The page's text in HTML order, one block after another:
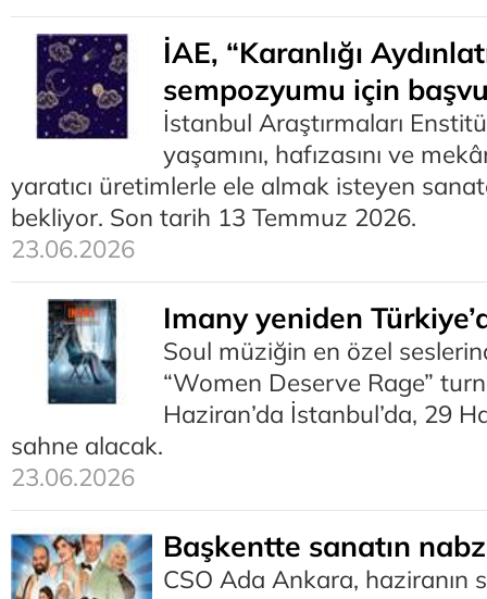
İAE, “Karanlığı
sempozyumu için
İstanbul Araştırmaları
yaşamını, hafızasını ve
yaratıcı üretimlerle ele almak isteyen
bekliyor. Son tarih 13 Temmuz 2026.
23.06.2026
Imany yeniden
Soul müziğin en özel
“Women Deserve Rage”
Haziran’da İstanbul’da, 29
sahne alacak.
23.06.2026
Başkentte sanatın
CSO Ada Ankara, haziranın